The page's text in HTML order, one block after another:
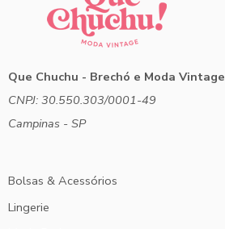
Que Chuchu - Brechó e Moda Vintage
CNPJ: 30.550.303/0001-49
Campinas - SP
Bolsas & Acessórios
Lingerie